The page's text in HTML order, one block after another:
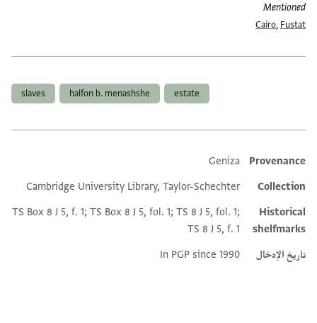
Mentioned
Cairo ,Fustat
estate
halfon b. menashshe
slaves
Additional metadata
Provenance
Geniza
Collection
Cambridge University Library, Taylor-Schechter
Historical
shelfmarks
TS Box 8 J 5, f. 1; TS Box 8 J 5, fol. 1; TS 8 J 5, fol. 1;
TS 8 J 5, f. 1
تاريخ الإدخال
In PGP since 1990